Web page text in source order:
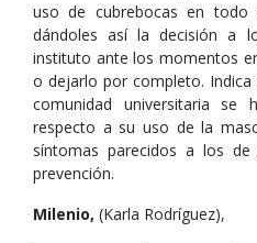
uso de cubrebocas en todo
dándoles así la decisión a
instituto ante los momentos
o dejarlo por completo.
comunidad universitaria se
respecto a su uso de la
síntomas parecidos a los
prevención.
Milenio, (Karla Rodríguez),